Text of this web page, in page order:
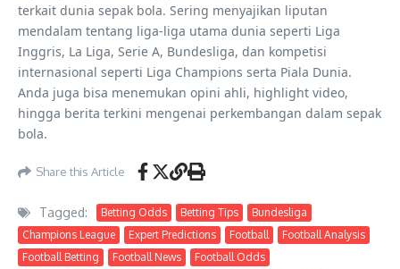
terkait dunia sepak bola. Sering menyajikan liputan
mendalam tentang liga-liga utama dunia seperti Liga
Inggris, La Liga, Serie A, Bundesliga, dan kompetisi
internasional seperti Liga Champions serta Piala Dunia.
Anda juga bisa menemukan opini ahli, highlight video,
hingga berita terkini mengenai perkembangan dalam sepak
bola.
Share this Article
Tagged: Betting Odds Betting Tips
Bundesliga
Champions League
Expert Predictions Football
Football Analysis
Football Betting
Football News
Football Odds